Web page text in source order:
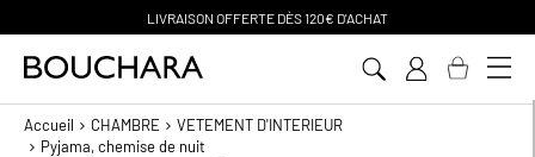
ÈS 120€ D'ACHAT
Accueil CHAMBRE
VETEMENT D'INTERIEUR
Pyjama, chemise de nuit